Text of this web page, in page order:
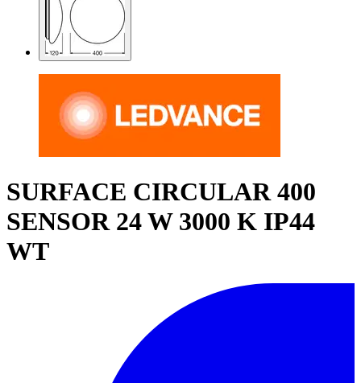
SURFACE CIRCULAR 400
SENSOR 24 W 3000 K IP44
WT